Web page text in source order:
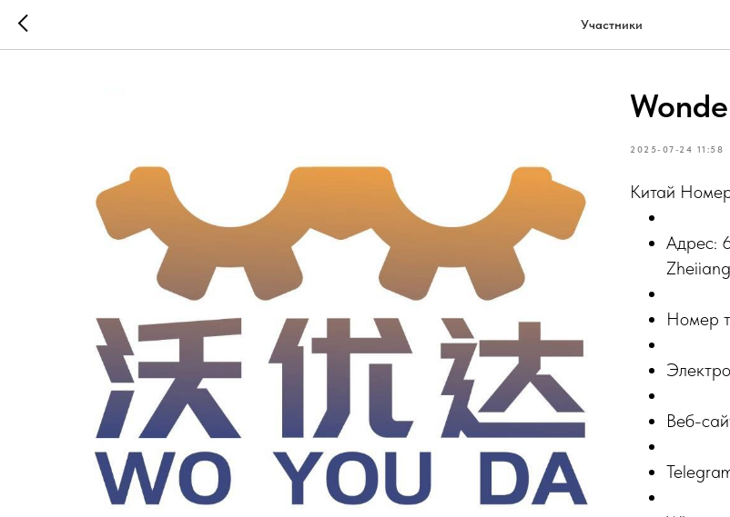
Участники
2025-07-24 11:58
Китай
Адрес:
Номер
Веб-